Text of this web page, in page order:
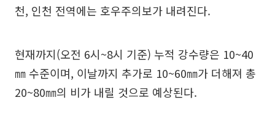
천, 인천 전역에는 호우주의보가 내려진다.
현재까지(오전 6시~8시 기준) 누적 강수량은 10~40
㎜ 수준이며, 이날까지 추가로 10~60㎜가 더해져 총
20~80㎜의 비가 내릴 것으로 예상된다.